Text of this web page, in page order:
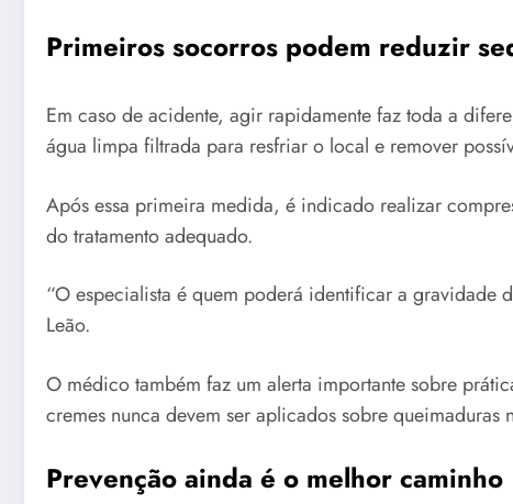
Primeiros socorros podem reduzir
Em caso de acidente, agir rapidamente faz toda a
água limpa filtrada para resfriar o local e remover
Após essa primeira medida, é indicado realizar
do tratamento adequado.
“O especialista é quem poderá identificar a gravidade
Leão.
O médico também faz um alerta importante sobre
cremes nunca devem ser aplicados sobre
Prevenção ainda é o melhor caminho